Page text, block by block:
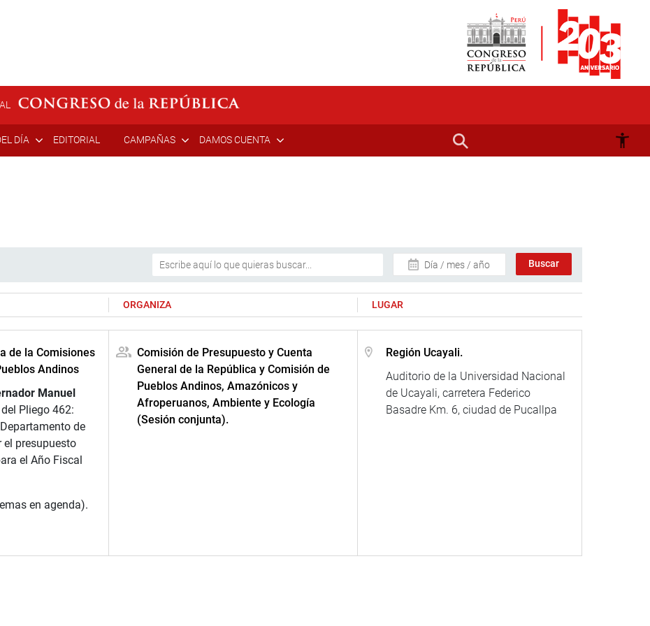
DÍA EDITORIAL CAMPAÑAS DAMOS CUENTA
Día / mes / año
ORGANIZA LUGAR
de la Comisiones
Andinos
Manuel
Pliego 462:
de
el presupuesto
el Año Fiscal
en agenda).
Comisión de Presupuesto y Cuenta
General de la República y Comisión de
Pueblos Andinos, Amazónicos y
Afroperuanos, Ambiente y Ecología
(Sesión conjunta).
Región Ucayali.
Auditorio de la Universidad Nacional
de Ucayali, carretera Federico
Basadre Km. 6, ciudad de Pucallpa